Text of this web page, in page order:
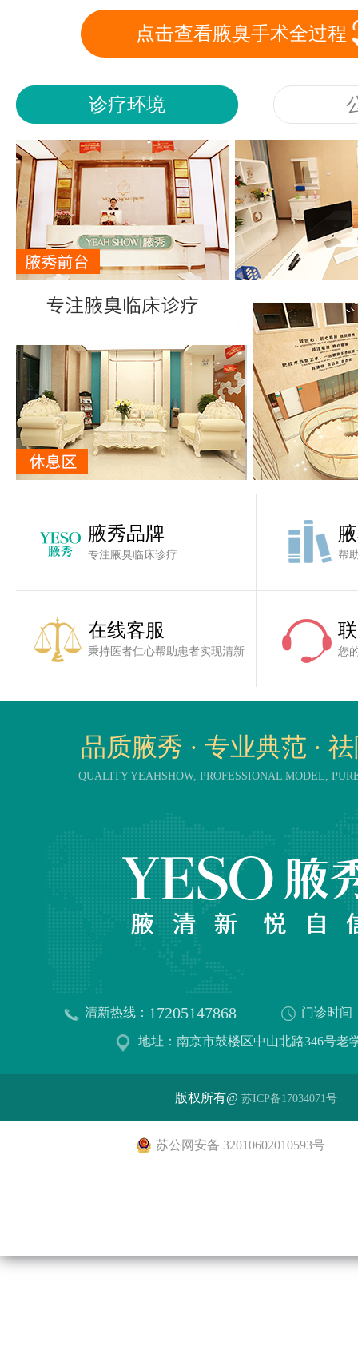
点击查看腋臭手术全过程
诊疗环境
腋秀品牌
专注腋臭临床诊疗 帮
在线客服
秉持医者仁心帮助患者实现清新 您
品质腋秀 · 专业典范 ·
QUALITY YEAHSHOW, PROFESSIONAL MODEL,
清新热线： 17205147868 门诊时间
地址：南京市鼓楼区中山北路346号老
版权所有@ 苏ICP备17034071号
苏公网安备 32010602010593号